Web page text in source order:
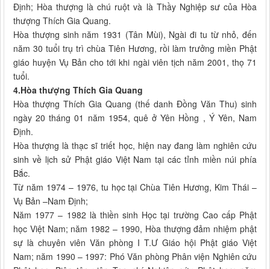
Định; Hòa thượng là chú ruột và là Thầy Nghiệp sư của Hòa
thượng Thích Gia Quang.
Hòa thượng sinh năm 1931 (Tân Mùi), Ngài đi tu từ nhỏ, đến
năm 30 tuổi trụ trì chùa Tiên Hương, rồi làm trưởng miền Phật
giáo huyện Vụ Bản cho tới khi ngài viên tịch năm 2001, thọ 71
tuổi.
4.Hòa thượng Thích Gia Quang
Hòa thượng Thích Gia Quang (thế danh Đồng Văn Thu) sinh
ngày 20 tháng 01 năm 1954, quê ở Yên Hồng , Ý Yên, Nam
Định.
Hòa thượng là thạc sĩ triết học, hiện nay đang làm nghiên cứu
sinh về lịch sử Phật giáo Việt Nam tại các tỉnh miền núi phía
Bắc.
Từ năm 1974 – 1976, tu học tại Chùa Tiên Hương, Kim Thái –
Vụ Bản –Nam Định;
Năm 1977 – 1982 là thiền sinh Học tại trường Cao cấp Phật
học Việt Nam; năm 1982 – 1990, Hòa thượng đảm nhiệm phật
sự là chuyên viên Văn phòng I T.Ư Giáo hội Phật giáo Việt
Nam; năm 1990 – 1997: Phó Văn phòng Phân viện Nghiên cứu